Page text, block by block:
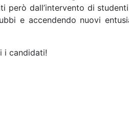
dall’intervento di
e accendendo nuovi
i candidati!